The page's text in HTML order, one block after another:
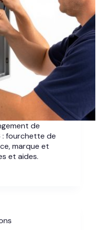
de
: fourchette de
marque et
et aides.